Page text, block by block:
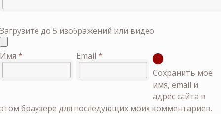
Загрузите до 5 изображений или видео
Имя * Email *
Сохранить моё
имя, email и
адрес сайта в
этом браузере для последующих моих комментариев.